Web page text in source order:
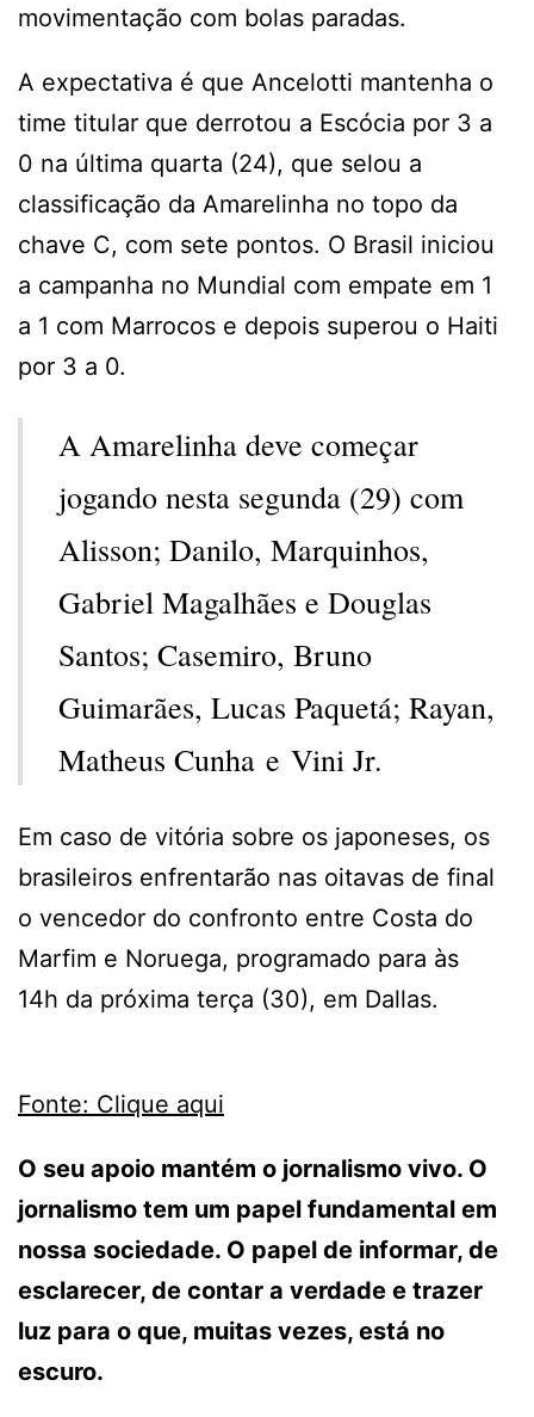
movimentação com bolas paradas.
A expectativa é que Ancelotti mantenha o
time titular que derrotou a Escócia por 3 a
0 na última quarta (24), que selou a
classificação da Amarelinha no topo da
chave C, com sete pontos. O Brasil iniciou
a campanha no Mundial com empate em 1
a 1 com Marrocos e depois superou o Haiti
por 3 a 0.
A Amarelinha deve começar
jogando nesta segunda (29) com
Alisson; Danilo, Marquinhos,
Gabriel Magalhães e Douglas
Santos; Casemiro, Bruno
Guimarães, Lucas Paquetá; Rayan,
Matheus Cunha e Vini Jr.
Em caso de vitória sobre os japoneses, os
brasileiros enfrentarão nas oitavas de final
o vencedor do confronto entre Costa do
Marfim e Noruega, programado para às
14h da próxima terça (30), em Dallas.
Fonte: Clique aqui
O seu apoio mantém o jornalismo vivo. O
jornalismo tem um papel fundamental em
nossa sociedade. O papel de informar, de
esclarecer, de contar a verdade e trazer
luz para o que, muitas vezes, está no
escuro.